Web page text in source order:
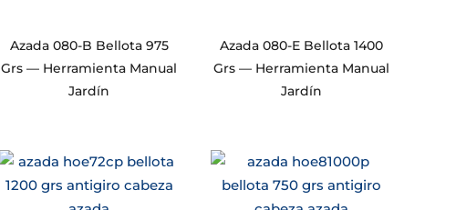
Azada 080-B Bellota 975
Grs — Herramienta Manual
Jardín
Azada 080-E Bellota 1400
Grs — Herramienta Manual
Jardín